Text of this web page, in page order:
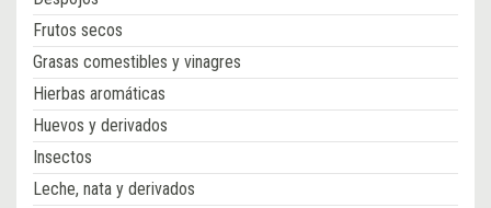
Frutos secos
Grasas comestibles y vinagres
Hierbas aromáticas
Huevos y derivados
Insectos
Leche, nata y derivados